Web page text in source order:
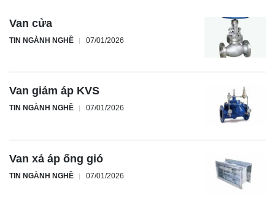
Van cửa
TIN NGÀNH NGHỀ 07/01/2026
Van giảm áp KVS
TIN NGÀNH NGHỀ 07/01/2026
Van xả áp ống gió
TIN NGÀNH NGHỀ 07/01/2026